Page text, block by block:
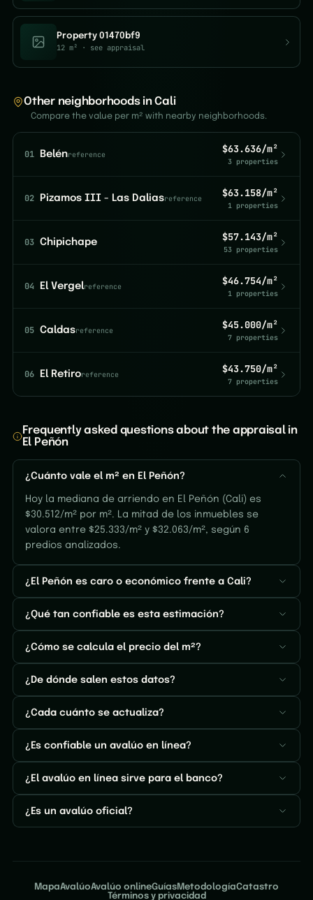
Property 01470bf9
12 m² · see appraisal
Other neighborhoods in Cali
Compare the value per m² with nearby neighborhoods.
01 Belénreference $63.636/m²
3 properties
02 Pizamos III - Las Daliasreference $63.158/m²
1 properties
03 Chipichape $57.143/m²
53 properties
04 El Vergelreference $46.754/m²
1 properties
05 Caldasreference $45.000/m²
7 properties
06 El Retiroreference $43.750/m²
7 properties
Frequently asked questions about the appraisal in
El Peñón
¿Cuánto vale el m² en El Peñón?
Hoy la mediana de arriendo en El Peñón (Cali) es
$30.512/m² por m². La mitad de los inmuebles se
valora entre $25.333/m² y $32.063/m², según 6
predios analizados.
¿El Peñón es caro o económico frente a Cali?
¿Qué tan confiable es esta estimación?
¿Cómo se calcula el precio del m²?
¿De dónde salen estos datos?
¿Cada cuánto se actualiza?
¿Es confiable un avalúo en línea?
¿El avalúo en línea sirve para el banco?
¿Es un avalúo oficial?
MapaAvalúoAvalúo onlineGuíasMetodologíaCatastro
Términos y privacidad